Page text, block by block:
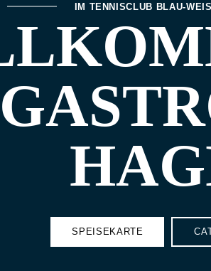
IM TENNISCLUB BLAU-
SPEISEKARTE